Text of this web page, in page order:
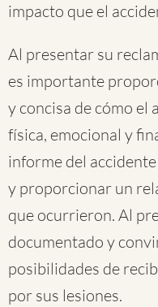
impacto que el
Al presentar su
es importante
y concisa de cómo el
física, emocional y
informe del
y proporcionar un
que ocurrieron. Al
documentado y
posibilidades de
por sus lesiones.